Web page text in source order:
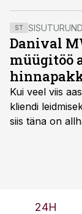
ST
Danival
müügitöö
Kui veel viis
kliendi
siis täna on
24H